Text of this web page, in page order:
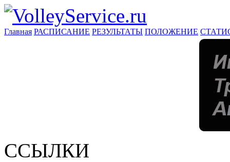
Главная РАСПИСАНИЕ РЕЗУЛЬТАТЫ ПОЛОЖЕНИЕ
ССЫЛКИ